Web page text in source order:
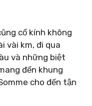
cổ kính không
vài km, đi qua
và những biệt
đến khung
cho đến tận